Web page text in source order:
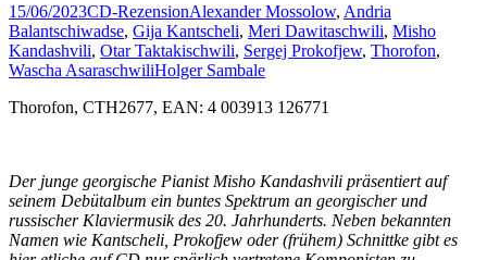
15/06/2023CD-RezensionAlexander Mossolow, Andria
Balantschiwadse, Gija Kantscheli, Meri Dawitaschwili, Misho
Kandashvili, Otar Taktakischwili, Sergej Prokofjew, Thorofon,
Wascha AsaraschwiliHolger Sambale
Thorofon, CTH2677, EAN: 4 003913 126771
Der junge georgische Pianist Misho Kandashvili präsentiert auf
seinem Debütalbum ein buntes Spektrum an georgischer und
russischer Klaviermusik des 20. Jahrhunderts. Neben bekannten
Namen wie Kantscheli, Prokofjew oder (frühem) Schnittke gibt es